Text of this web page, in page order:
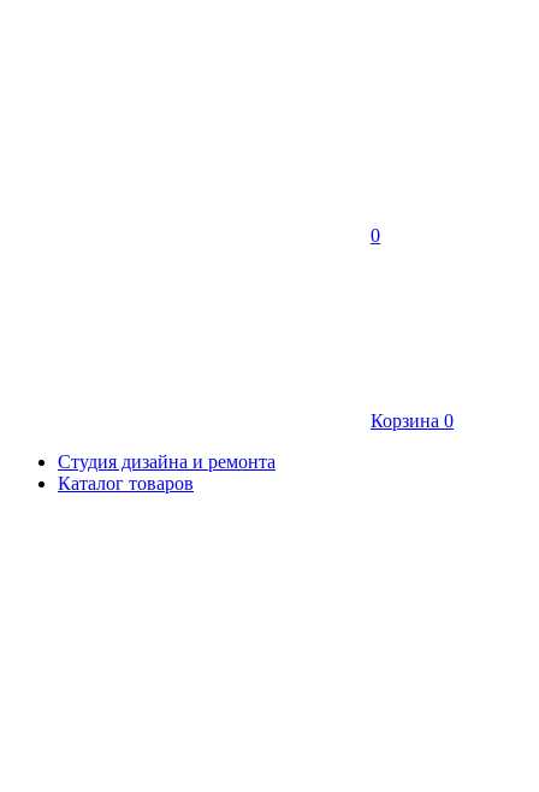
0
Корзина 0
Студия дизайна и ремонта
Каталог товаров